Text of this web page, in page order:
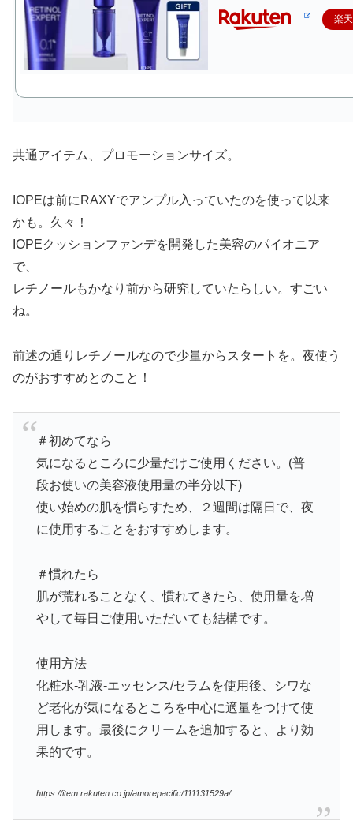
楽
共通アイテム、プロモーションサイズ。
IOPEは前にRAXYでアンプル入っていたのを使って以来
かも。久々！
IOPEクッションファンデを開発した美容のパイオニア
で、
レチノールもかなり前から研究していたらしい。すごい
ね。
前述の通りレチノールなので少量からスタートを。夜使う
のがおすすめとのこと！
＃初めてなら
気になるところに少量だけご使用ください。(普
段お使いの美容液使用量の半分以下)
使い始めの肌を慣らすため、２週間は隔日で、夜
に使用することをおすすめします。
＃慣れたら
肌が荒れることなく、慣れてきたら、使用量を増
やして毎日ご使用いただいても結構です。
使用方法
化粧水-乳液-エッセンス/セラムを使用後、シワな
ど老化が気になるところを中心に適量をつけて使
用します。最後にクリームを追加すると、より効
果的です。
https://item.rakuten.co.jp/amorepacific/111131529a/